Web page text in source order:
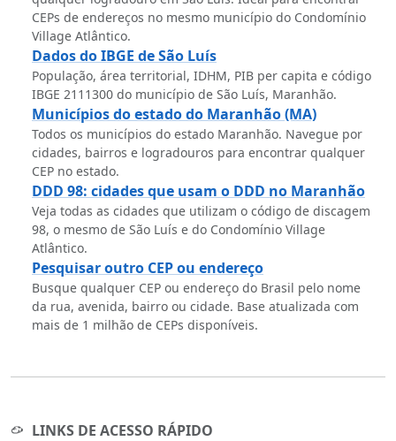
CEPs de endereços no mesmo município do Condomínio
Village Atlântico.
Dados do IBGE de São Luís
População, área territorial, IDHM, PIB per capita e código
IBGE 2111300 do município de São Luís, Maranhão.
Municípios do estado do Maranhão (MA)
Todos os municípios do estado Maranhão. Navegue por
cidades, bairros e logradouros para encontrar qualquer
CEP no estado.
DDD 98: cidades que usam o DDD no Maranhão
Veja todas as cidades que utilizam o código de discagem
98, o mesmo de São Luís e do Condomínio Village
Atlântico.
Pesquisar outro CEP ou endereço
Busque qualquer CEP ou endereço do Brasil pelo nome
da rua, avenida, bairro ou cidade. Base atualizada com
mais de 1 milhão de CEPs disponíveis.
LINKS DE ACESSO RÁPIDO